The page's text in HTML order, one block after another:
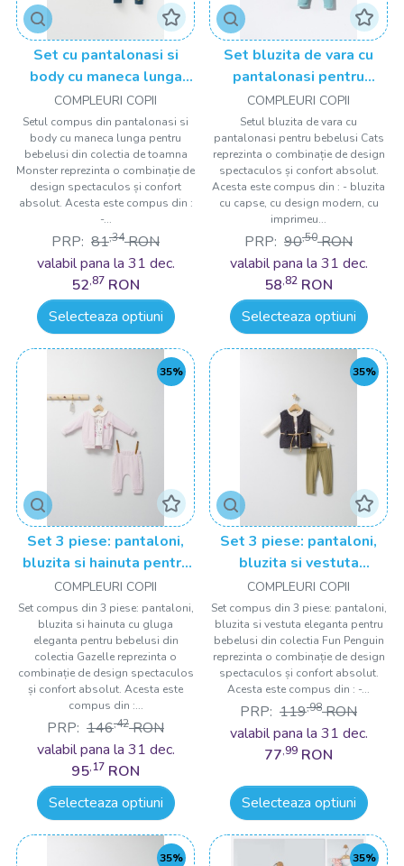
Set cu pantalonasi si
body cu maneca lunga
pentru bebelusi Monster,
Tongs baby
COMPLEURI COPII
Setul compus din pantalonasi si
body cu maneca lunga pentru
bebelusi din colectia de toamna
Monster reprezinta o combinație de
design spectaculos și confort
absolut. Acesta este compus din :
-...
PRP: 81,34 RON
valabil pana la 31 dec.
52,87 RON
Selecteaza optiuni
Set bluzita de vara cu
pantalonasi pentru
bebelusi Cats, Tongs
baby
COMPLEURI COPII
Setul bluzita de vara cu
pantalonasi pentru bebelusi Cats
reprezinta o combinație de design
spectaculos și confort absolut.
Acesta este compus din : - bluzita
cu capse, cu design modern, cu
imprimeu...
PRP: 90,50 RON
valabil pana la 31 dec.
58,82 RON
Selecteaza optiuni
35%
Set 3 piese: pantaloni,
bluzita si hainuta pentru
bebelusi Gazelle, Tongs
baby
COMPLEURI COPII
Set compus din 3 piese: pantaloni,
bluzita si hainuta cu gluga
eleganta pentru bebelusi din
colectia Gazelle reprezinta o
combinație de design spectaculos
și confort absolut. Acesta este
compus din :...
PRP: 146,42 RON
valabil pana la 31 dec.
95,17 RON
Selecteaza optiuni
35%
Set 3 piese: pantaloni,
bluzita si vestuta
eleganta pentru bebelusi
Fun Penguin, Tongs baby
COMPLEURI COPII
Set compus din 3 piese: pantaloni,
bluzita si vestuta eleganta pentru
bebelusi din colectia Fun Penguin
reprezinta o combinație de design
spectaculos și confort absolut.
Acesta este compus din : -...
PRP: 119,98 RON
valabil pana la 31 dec.
77,99 RON
Selecteaza optiuni
35% 35%